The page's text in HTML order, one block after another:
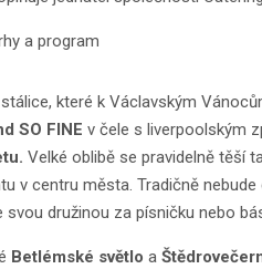
které k Václavským
SO FINE v čele s liverpoolským
Velké oblibě se pravidelně těší
v centru města. Tradičně nebude
svou družinou za písničku nebo
Betlémské světlo a